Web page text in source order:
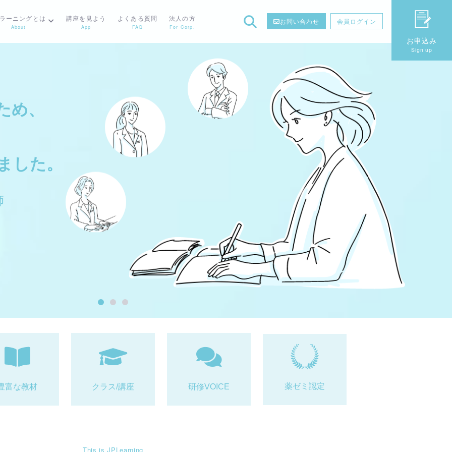
ーニングとは
About
講座を見よう
App
よくある質問
FAQ
法人の方
For Corp.
お問い合わせ 会員ログイン
お申込み
Sign up
富な教材 クラス/講座 研修VOICE 薬ゼミ認定
This is JPLearning